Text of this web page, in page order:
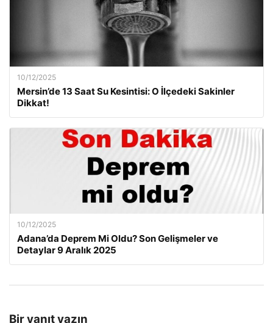
10/12/2025
Mersin’de 13 Saat Su Kesintisi: O İlçedeki Sakinler
Dikkat!
10/12/2025
Adana’da Deprem Mi Oldu? Son Gelişmeler ve
Detaylar 9 Aralık 2025
Bir yanıt yazın